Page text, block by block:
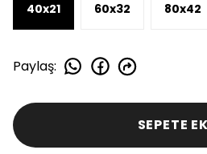
40x21 60x32 80x42
Paylaş:
SEPETE